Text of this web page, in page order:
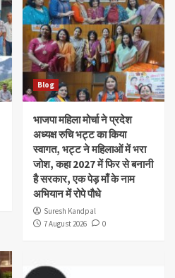
Blog
भाजपा महिला मोर्चा ने प्रदेश
अध्यक्ष रुचि भट्ट का किया
स्वागत, भट्ट ने महिलाओं में भरा
जोश, कहा 2027 में फिर से बनानी
है सरकार, एक पेड़ माँ के नाम
अभियान में रोपे पौधे
Suresh Kandpal
7 August 2026
0